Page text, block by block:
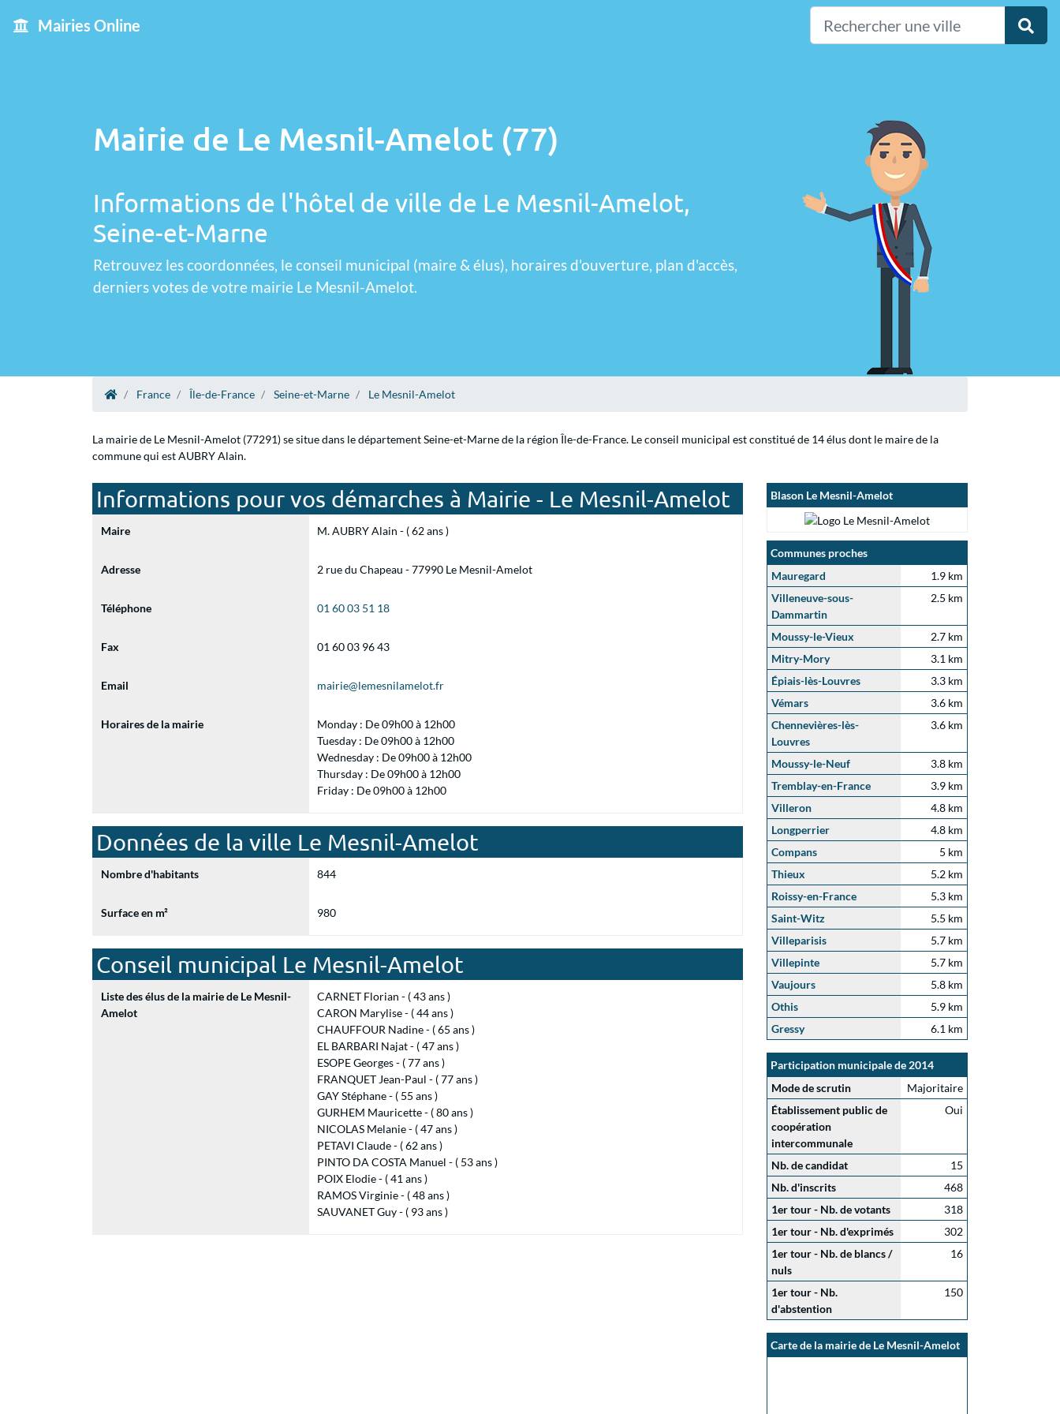
Mairies Online
Mairie de Le Mesnil-Amelot (77)
Informations de l'hôtel de ville de Le Mesnil-Amelot,
Seine-et-Marne
Retrouvez les coordonnées, le conseil municipal (maire & élus), horaires d'ouverture, plan d'accès,
derniers votes de votre mairie Le Mesnil-Amelot.
France Île-de-France Seine-et-Marne Le Mesnil-Amelot
La mairie de Le Mesnil-Amelot (77291) se situe dans le département Seine-et-Marne de la région Île-de-France. Le conseil municipal est constitué de 14 élus dont le maire de la
commune qui est AUBRY Alain.
Informations pour vos démarches à Mairie - Le Mesnil-Amelot
Maire M. AUBRY Alain - ( 62 ans )
Adresse 2 rue du Chapeau - 77990 Le Mesnil-Amelot
Téléphone 01 60 03 51 18
Fax 01 60 03 96 43
Email mairie@lemesnilamelot.fr
Horaires de la mairie
Monday : De 09h00 à 12h00
Tuesday : De 09h00 à 12h00
Wednesday : De 09h00 à 12h00
Thursday : De 09h00 à 12h00
Friday : De 09h00 à 12h00
Données de la ville Le Mesnil-Amelot
Nombre d'habitants 844
Surface en m² 980
Conseil municipal Le Mesnil-Amelot
Liste des élus de la mairie de Le Mesnil-
Amelot
CARNET Florian - ( 43 ans )
CARON Marylise - ( 44 ans )
CHAUFFOUR Nadine - ( 65 ans )
EL BARBARI Najat - ( 47 ans )
ESOPE Georges - ( 77 ans )
FRANQUET Jean-Paul - ( 77 ans )
GAY Stéphane - ( 55 ans )
GURHEM Mauricette - ( 80 ans )
NICOLAS Melanie - ( 47 ans )
PETAVI Claude - ( 62 ans )
PINTO DA COSTA Manuel - ( 53 ans )
POIX Elodie - ( 41 ans )
RAMOS Virginie - ( 48 ans )
SAUVANET Guy - ( 93 ans )
Blason Le Mesnil-Amelot
Communes proches
Mauregard
1.9 km
Villeneuve-sous-
Dammartin
2.5 km
Moussy-le-Vieux
2.7 km
Mitry-Mory
3.1 km
Épiais-lès-Louvres
3.3 km
Vémars
3.6 km
Chennevières-lès-
Louvres
3.6 km
Moussy-le-Neuf
3.8 km
Tremblay-en-France
3.9 km
Villeron
4.8 km
Longperrier
4.8 km
Compans
5 km
Thieux
5.2 km
Roissy-en-France
5.3 km
Saint-Witz
5.5 km
Villeparisis
5.7 km
Villepinte
5.7 km
Vaujours
5.8 km
Othis
5.9 km
Gressy
6.1 km
Participation municipale de 2014
Mode de scrutin
Majoritaire
Établissement public de
coopération
intercommunale
Oui
Nb. de candidat
15
Nb. d'inscrits
468
1er tour - Nb. de votants
318
1er tour - Nb. d'exprimés
302
1er tour - Nb. de blancs /
nuls
16
1er tour - Nb.
d'abstention
150
Carte de la mairie de Le Mesnil-Amelot